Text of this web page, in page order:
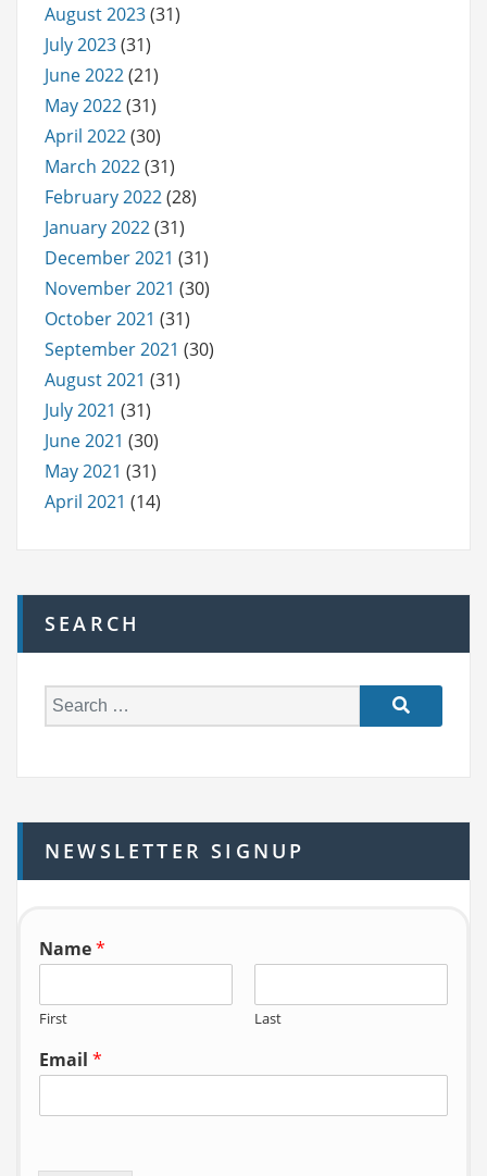
August 2023(31)
July 2023(31)
June 2022(21)
May 2022(31)
April 2022(30)
March 2022(31)
February 2022(28)
January 2022(31)
December 2021 (31)
November 2021 (30)
October 2021 (31)
September 2021 (30)
August 2021 (31)
July 2021 (31)
June 2021 (30)
May 2021 (31)
April 2021 (14)
SEARCH
e
h
f
o
NEWSLETTER SIGNUP
Name*
First Last
Email *